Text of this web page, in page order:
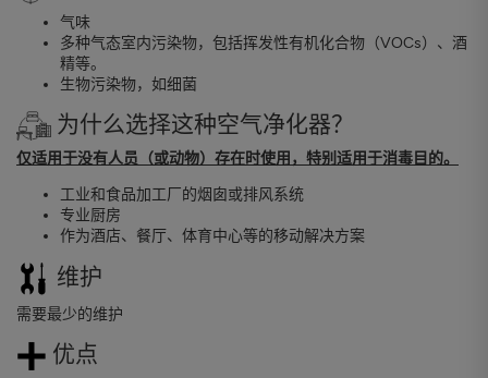
气味
多种气态室内污染物，包括挥发性有机化合物（VOCs）、酒
精等。
生物污染物，如细菌
为什么选择这种空气净化器？
仅适用于没有人员（或动物）存在时使用，特别适用于消毒目的。
工业和食品加工厂的烟囱或排风系统
专业厨房
作为酒店、餐厅、体育中心等的移动解决方案
维护
需要最少的维护
优点